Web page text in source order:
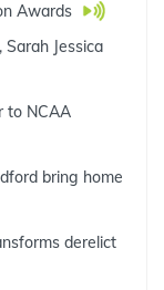
Awards
Jessica
to NCAA
bring home
derelict